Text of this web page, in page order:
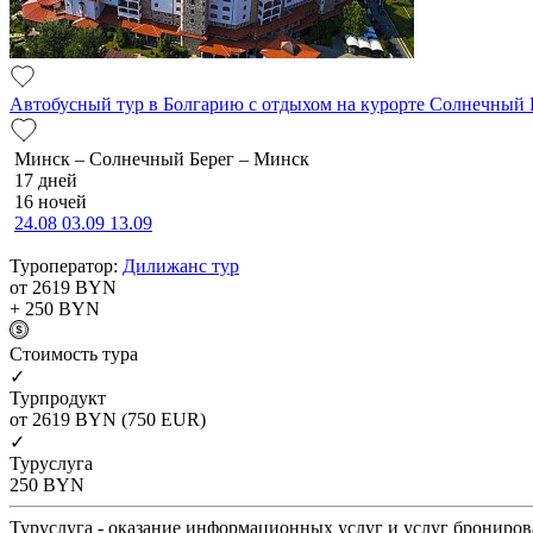
Автобусный тур в Болгарию с отдыхом на курорте Солнечный
Минск – Солнечный Берег – Минск
17 дней
16 ночей
24.08 03.09 13.09
Туроператор: Дилижанс тур
от 2619 BYN
+ 250 BYN
Cтоимость тура
✓
Турпродукт
от 2619 BYN (750 EUR)
✓
Туруслуга
250 BYN
Туруслуга - оказание информационных услуг и услуг